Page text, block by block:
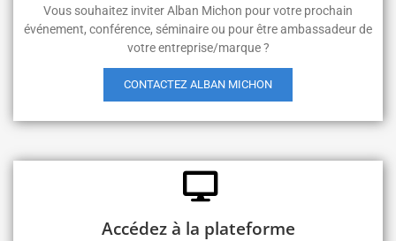
Vous souhaitez inviter Alban Michon pour votre prochain
événement, conférence, séminaire ou pour être ambassadeur de
votre entreprise/marque ?
CONTACTEZ ALBAN MICHON
Accédez à la plateforme